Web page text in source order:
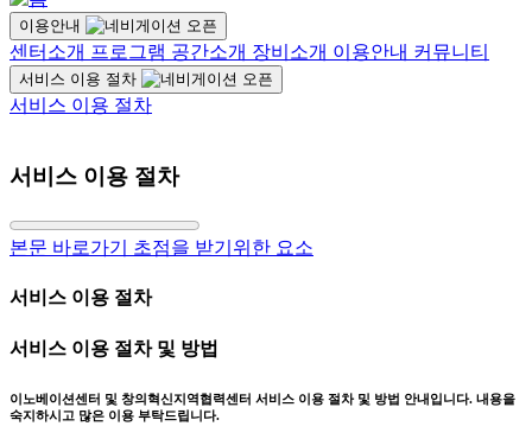
이용안내
센터소개 프로그램 공간소개 장비소개 이용안내 커뮤니티
서비스 이용 절차
서비스 이용 절차
서비스 이용 절차
본문 바로가기 초점을 받기위한 요소
서비스 이용 절차
서비스 이용 절차 및 방법
이노베이션센터 및 창의혁신지역협력센터 서비스 이용 절차 및 방법 안내입니다. 내용을
숙지하시고 많은 이용 부탁드립니다.